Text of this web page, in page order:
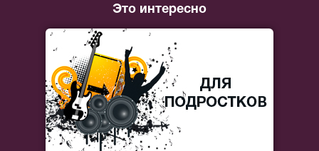
Это интересно